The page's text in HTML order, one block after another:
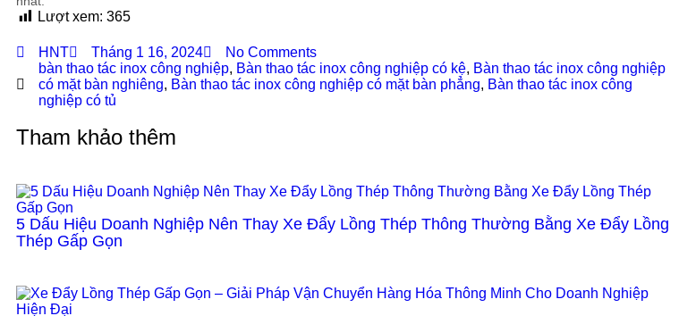
Lượt xem: 365
HNT Tháng 1 16, 2024
No Comments
bàn thao tác inox công nghiệp, Bàn thao tác inox công nghiệp có kệ, Bàn thao tác inox công nghiệp
có mặt bàn nghiêng, Bàn thao tác inox công nghiệp có mặt bàn phẳng, Bàn thao tác inox công
nghiệp có tủ
Tham khảo thêm
5 Dấu Hiệu Doanh Nghiệp Nên Thay Xe Đẩy Lồng Thép Thông Thường Bằng Xe Đẩy Lồng
Thép Gấp Gọn